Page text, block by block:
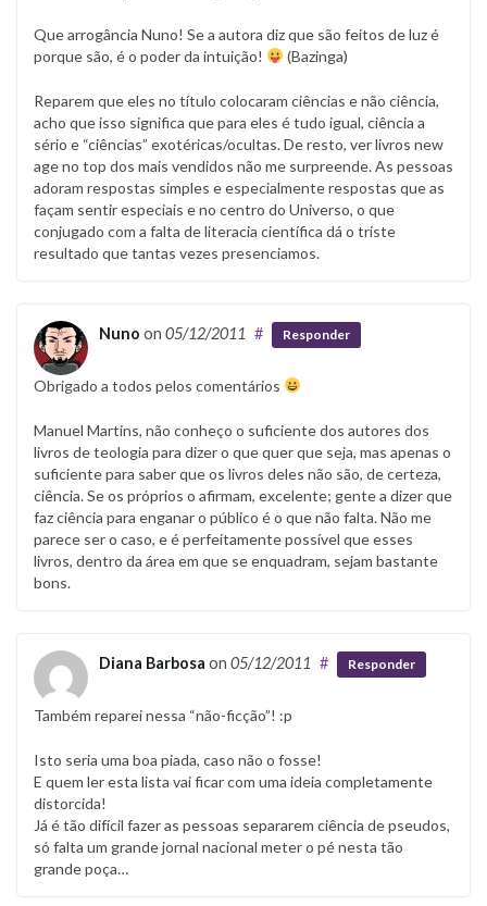
Que arrogância Nuno! Se a autora diz que são feitos de luz é
porque são, é o poder da intuição!
(Bazinga)
Reparem que eles no título colocaram ciências e não ciência,
acho que isso significa que para eles é tudo igual, ciência a
sério e “ciências” exotéricas/ocultas. De resto, ver livros new
age no top dos mais vendidos não me surpreende. As pessoas
adoram respostas simples e especialmente respostas que as
façam sentir especiais e no centro do Universo, o que
conjugado com a falta de literacia científica dá o triste
resultado que tantas vezes presenciamos.
Nuno on 05/12/2011 # Responder
Obrigado a todos pelos comentários
Manuel Martins, não conheço o suficiente dos autores dos
livros de teologia para dizer o que quer que seja, mas apenas o
suficiente para saber que os livros deles não são, de certeza,
ciência. Se os próprios o afirmam, excelente; gente a dizer que
faz ciência para enganar o público é o que não falta. Não me
parece ser o caso, e é perfeitamente possível que esses
livros, dentro da área em que se enquadram, sejam bastante
bons.
Diana Barbosa on 05/12/2011 # Responder
Também reparei nessa “não-ficção”! :p
Isto seria uma boa piada, caso não o fosse!
E quem ler esta lista vai ficar com uma ideia completamente
distorcida!
Já é tão difícil fazer as pessoas separarem ciência de pseudos,
só falta um grande jornal nacional meter o pé nesta tão
grande poça…